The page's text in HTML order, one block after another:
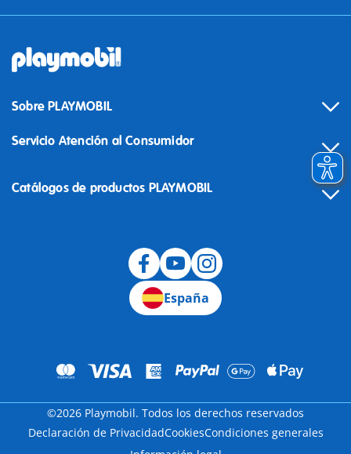
Sobre PLAYMOBIL
Servicio Atención al Consumidor
Catálogos de productos PLAYMOBIL
España
©2026 Playmobil. Todos los derechos reservados
Declaración de PrivacidadCookiesCondiciones generales